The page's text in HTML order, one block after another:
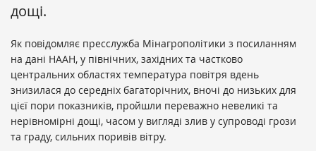
дощі.
Як повідомляє пресслужба Мінагрополітики з посиланням
на дані НААН, у північних, західних та частково
центральних областях температура повітря вдень
знизилася до середніх багаторічних, вночі до низьких для
цієї пори показників, пройшли переважно невеликі та
нерівномірні дощі, часом у вигляді злив у супроводі грози
та граду, сильних поривів вітру.